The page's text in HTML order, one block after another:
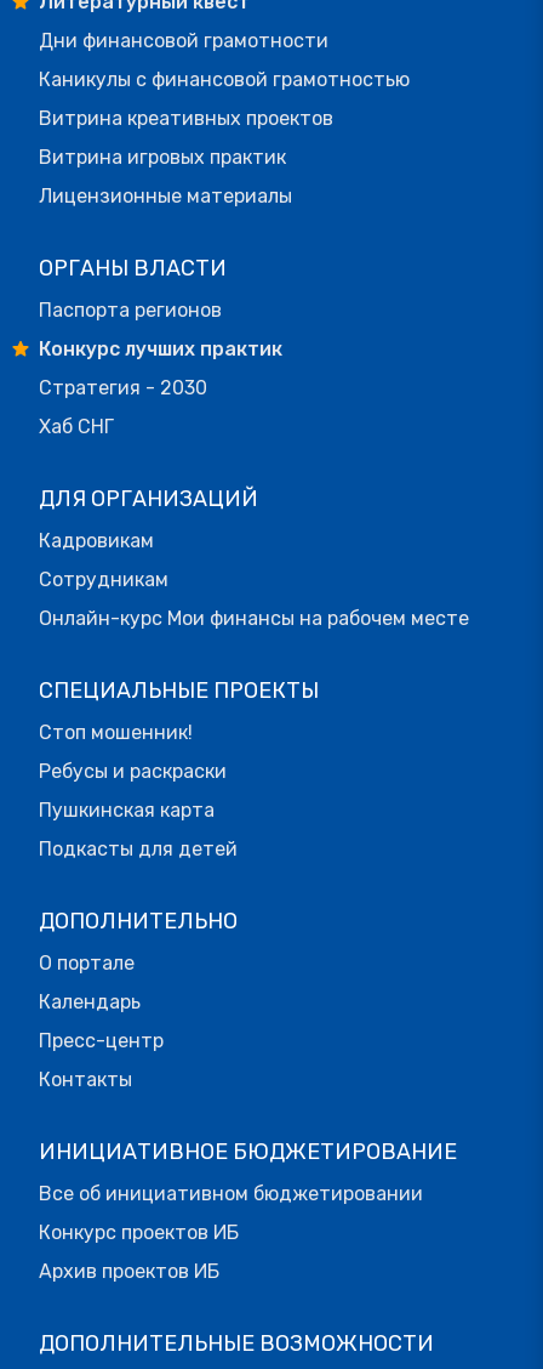
Дни финансовой грамотности
Каникулы с финансовой грамотностью
Витрина креативных проектов
Витрина игровых практик
Лицензионные материалы
ОРГАНЫ ВЛАСТИ
Паспорта регионов
Конкурс лучших практик
Стратегия - 2030
Хаб СНГ
ДЛЯ ОРГАНИЗАЦИЙ
Кадровикам
Сотрудникам
Онлайн-курс Мои финансы на рабочем месте
СПЕЦИАЛЬНЫЕ ПРОЕКТЫ
Стоп мошенник!
Ребусы и раскраски
Пушкинская карта
Подкасты для детей
ДОПОЛНИТЕЛЬНО
О портале
Календарь
Пресс-центр
Контакты
ИНИЦИАТИВНОЕ БЮДЖЕТИРОВАНИЕ
Все об инициативном бюджетировании
Конкурс проектов ИБ
Архив проектов ИБ
ДОПОЛНИТЕЛЬНЫЕ ВОЗМОЖНОСТИ